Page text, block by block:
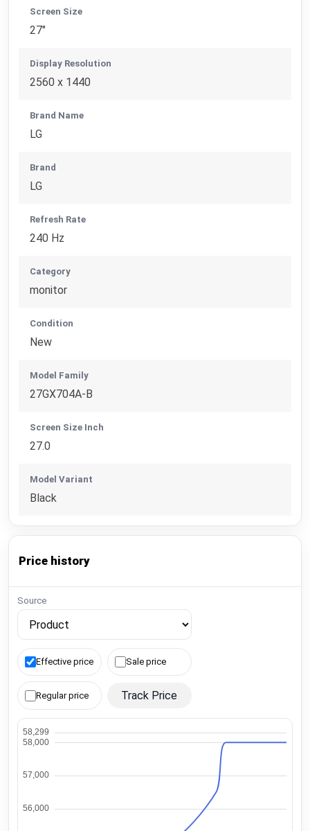
Screen Size
27"
Display Resolution
2560 x 1440
Brand Name
LG
Brand
LG
Refresh Rate
240 Hz
Category
monitor
Condition
New
Model Family
27GX704A-B
Screen Size Inch
27.0
Model Variant
Black
Price history
Source
Effective price Sale price
Regular price Track Price